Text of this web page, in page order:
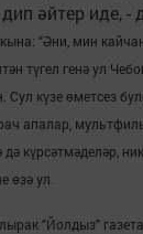
әйтер иде, -
"Әни, мин
түгел генә ул
Сул күзе өметсез
апалар,
күрсәтмәделәр,
өзә ул.
"Йолдыз"